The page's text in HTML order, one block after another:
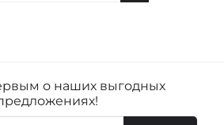
о наших выгодных